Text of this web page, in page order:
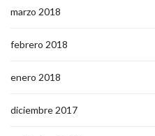
marzo 2018
febrero 2018
enero 2018
diciembre 2017